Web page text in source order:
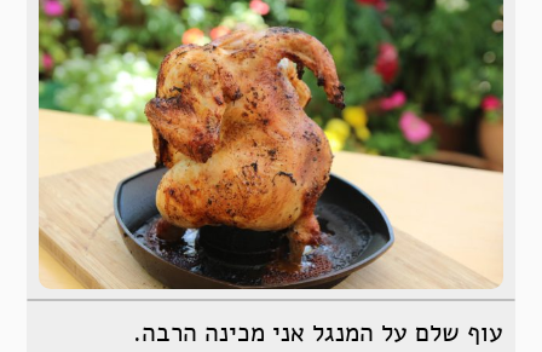
עוף שלם על המנגל אני מכינה הרבה.